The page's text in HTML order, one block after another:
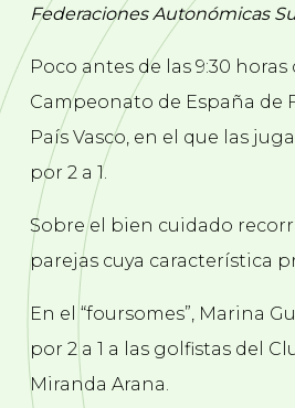
Federaciones Autonómicas
Poco antes de las 9:30
Campeonato de España de
País Vasco, en el que las
por 2 a 1.
Sobre el bien cuidado
parejas cuya característica
En el “foursomes”, Marina
por 2 a 1 a las golfistas del
Miranda Arana.